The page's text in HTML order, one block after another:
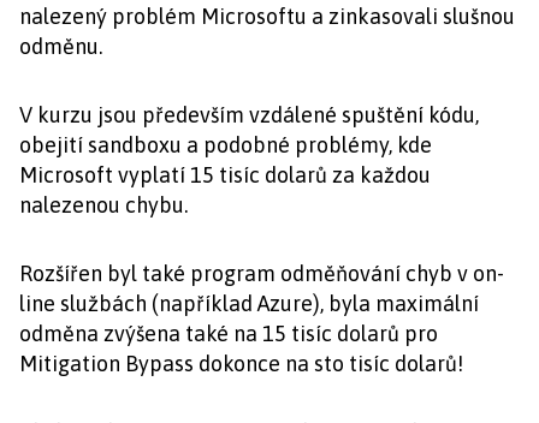
nalezený problém Microsoftu a zinkasovali slušnou
odměnu.
V kurzu jsou především vzdálené spuštění kódu,
obejití sandboxu a podobné problémy, kde
Microsoft vyplatí 15 tisíc dolarů za každou
nalezenou chybu.
Rozšířen byl také program odměňování chyb v on-
line službách (například Azure), byla maximální
odměna zvýšena také na 15 tisíc dolarů pro
Mitigation Bypass dokonce na sto tisíc dolarů!